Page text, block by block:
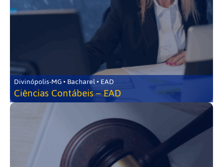
Divinópolis-MG • Bacharel • EAD
Ciências Contábeis – EAD